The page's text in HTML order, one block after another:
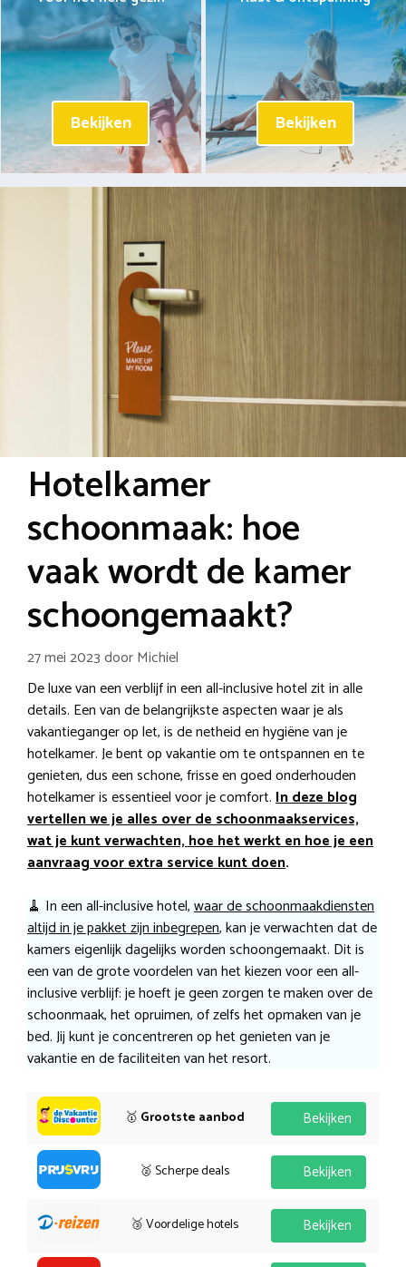
Bekijken Bekijken
Hotelkamer
schoonmaak: hoe
vaak wordt de kamer
schoongemaakt?
27 mei 2023doorMichiel
De luxe van een verblijf in een all-inclusive hotel zit in alle
details. Een van de belangrijkste aspecten waar je als
vakantieganger op let, is de netheid en hygiëne van je
hotelkamer. Je bent op vakantie om te ontspannen en te
genieten, dus een schone, frisse en goed onderhouden
hotelkamer is essentieel voor je comfort.In deze blog
vertellen we je alles over de schoonmaakservices,
wat je kunt verwachten, hoe het werkt en hoe je een
aanvraag voor extra service kunt doen.
🧹 In een all-inclusive hotel,waar de schoonmaakdiensten
altijd in je pakket zijn inbegrepen, kan je verwachten dat de
kamers eigenlijk dagelijks worden schoongemaakt. Dit is
een van de grote voordelen van het kiezen voor een all-
inclusive verblijf: je hoeft je geen zorgen te maken over de
schoonmaak, het opruimen, of zelfs het opmaken van je
bed. Jij kunt je concentreren op het genieten van je
vakantie en de faciliteiten van het resort.
🥇 Grootste aanbod Bekijken
🥈 Scherpe deals Bekijken
🥉 Voordelige hotels Bekijken